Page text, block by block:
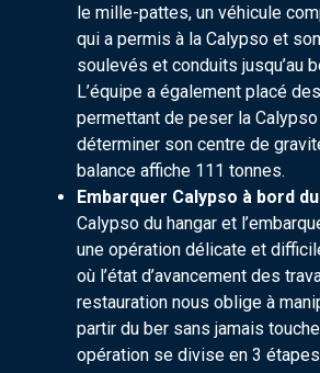
le mille-pattes, un véhicule
qui a permis à la Calypso et
soulevés et conduits jusqu’au
L’équipe a également placé
permettant de peser la
déterminer son centre de
balance affiche 111 tonnes.
Embarquer Calypso à bord
Calypso du hangar et
une opération délicate et
où l’état d’avancement des
restauration nous oblige à
partir du ber sans jamais
opération se divise en 3 étapes